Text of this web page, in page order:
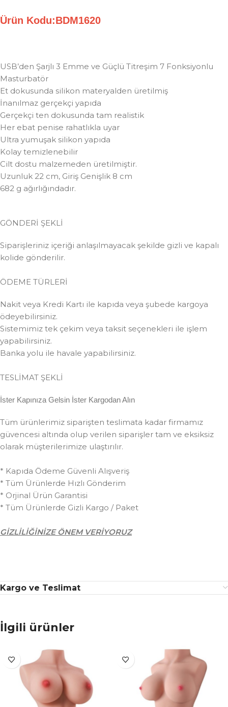
Ürün Kodu:BDM1620
USB’den Şarjlı 3 Emme ve Güçlü Titreşim 7 Fonksiyonlu
Masturbatör
Et dokusunda silikon materyalden üretilmiş
İnanılmaz gerçekçi yapıda
Gerçekçi ten dokusunda tam realistik
Her ebat penise rahatlıkla uyar
Ultra yumuşak silikon yapıda
Kolay temizlenebilir
Cilt dostu malzemeden üretilmiştir.
Uzunluk 22 cm, Giriş Genişlik 8 cm
682 g ağırlığındadır.
GÖNDERİ ŞEKLİ
Siparişleriniz içeriği anlaşılmayacak şekilde gizli ve kapalı
kolide gönderilir.
ÖDEME TÜRLERİ
Nakit veya Kredi Kartı ile kapıda veya şubede kargoya
ödeyebilirsiniz.
Sistemimiz tek çekim veya taksit seçenekleri ile işlem
yapabilirsiniz.
Banka yolu ile havale yapabilirsiniz.
TESLİMAT ŞEKLİ
İster Kapınıza Gelsin İster Kargodan Alın
Tüm ürünlerimiz siparişten teslimata kadar firmamız
güvencesi altında olup verilen siparişler tam ve eksiksiz
olarak müşterilerimize ulaştırılır.
* Kapıda Ödeme Güvenli Alışveriş
* Tüm Ürünlerde Hızlı Gönderim
* Orjinal Ürün Garantisi
* Tüm Ürünlerde Gizli Kargo / Paket
GİZLİLİĞİNİZE ÖNEM VERİYORUZ
Kargo ve Teslimat
İlgili ürünler